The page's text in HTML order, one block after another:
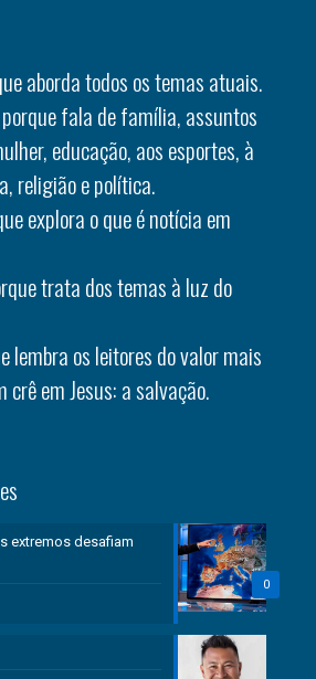
aborda todos os temas atuais.
fala de família, assuntos
educação, aos esportes, à
religião e política.
explora o que é notícia em
trata dos temas à luz do
lembra os leitores do valor mais
crê em Jesus: a salvação.
0
extremos desafiam